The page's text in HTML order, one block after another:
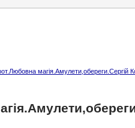
магія.Амулети,обереги.Сергій